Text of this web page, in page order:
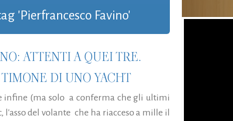
'Pierfrancesco Favino'
ATTENTI A QUEI TRE.
DI UNO YACHT
infine (ma solo a conferma che gli ultimi
l'asso del volante che ha riacceso a mille il